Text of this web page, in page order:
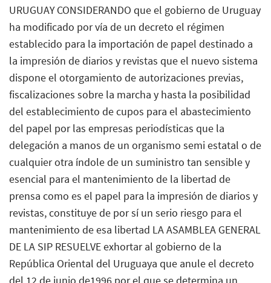
URUGUAY CONSIDERANDO que el gobierno de Uruguay
ha modificado por vía de un decreto el régimen
establecido para la importación de papel destinado a
la impresión de diarios y revistas que el nuevo sistema
dispone el otorgamiento de autorizaciones previas,
fiscalizaciones sobre la marcha y hasta la posibilidad
del establecimiento de cupos para el abastecimiento
del papel por las empresas periodísticas que la
delegación a manos de un organismo semi estatal o de
cualquier otra índole de un suministro tan sensible y
esencial para el mantenimiento de la libertad de
prensa como es el papel para la impresión de diarios y
revistas, constituye de por sí un serio riesgo para el
mantenimiento de esa libertad LA ASAMBLEA GENERAL
DE LA SIP RESUELVE exhortar al gobierno de la
República Oriental del Uruguaya que anule el decreto
del 12 de junio de1996 por el que se determina un